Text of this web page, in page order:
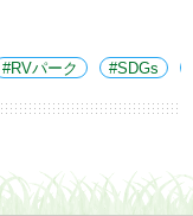
RVパーク SDGs